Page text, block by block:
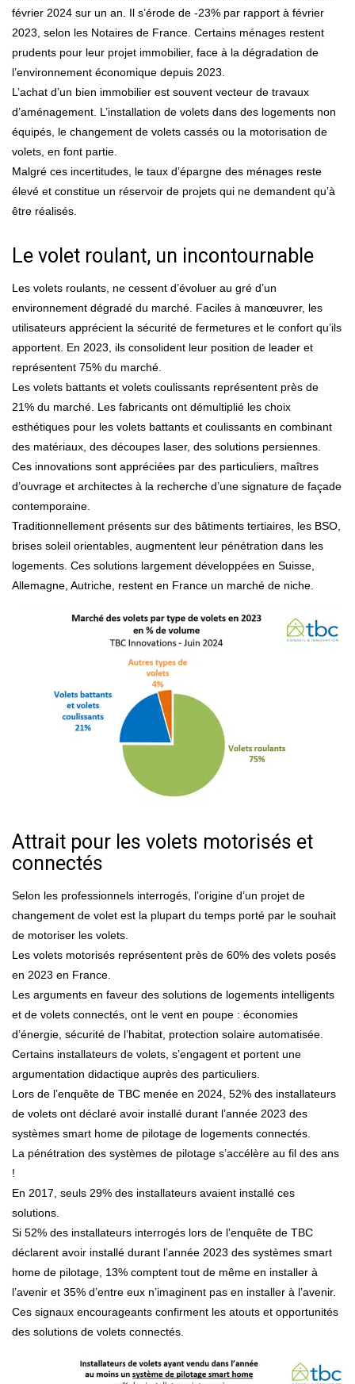
février 2024 sur un an. Il s’érode de -23% par rapport à février
2023, selon les Notaires de France. Certains ménages restent
prudents pour leur projet immobilier, face à la dégradation de
l’environnement économique depuis 2023.
L’achat d’un bien immobilier est souvent vecteur de travaux
d’aménagement. L’installation de volets dans des logements non
équipés, le changement de volets cassés ou la motorisation de
volets, en font partie.
Malgré ces incertitudes, le taux d’épargne des ménages reste
élevé et constitue un réservoir de projets qui ne demandent qu’à
être réalisés.
Le volet roulant, un incontournable
Les volets roulants, ne cessent d’évoluer au gré d’un
environnement dégradé du marché. Faciles à manœuvrer, les
utilisateurs apprécient la sécurité de fermetures et le confort qu’ils
apportent. En 2023, ils consolident leur position de leader et
représentent 75% du marché.
Les volets battants et volets coulissants représentent près de
21% du marché. Les fabricants ont démultiplié les choix
esthétiques pour les volets battants et coulissants en combinant
des matériaux, des découpes laser, des solutions persiennes.
Ces innovations sont appréciées par des particuliers, maîtres
d’ouvrage et architectes à la recherche d’une signature de façade
contemporaine.
Traditionnellement présents sur des bâtiments tertiaires, les BSO,
brises soleil orientables, augmentent leur pénétration dans les
logements. Ces solutions largement développées en Suisse,
Allemagne, Autriche, restent en France un marché de niche.
Attrait pour les volets motorisés et
connectés
Selon les professionnels interrogés, l’origine d’un projet de
changement de volet est la plupart du temps porté par le souhait
de motoriser les volets.
Les volets motorisés représentent près de 60% des volets posés
en 2023 en France.
Les arguments en faveur des solutions de logements intelligents
et de volets connectés, ont le vent en poupe : économies
d’énergie, sécurité de l’habitat, protection solaire automatisée.
Certains installateurs de volets, s’engagent et portent une
argumentation didactique auprès des particuliers.
Lors de l’enquête de TBC menée en 2024, 52% des installateurs
de volets ont déclaré avoir installé durant l’année 2023 des
systèmes smart home de pilotage de logements connectés.
La pénétration des systèmes de pilotage s’accélère au fil des ans
!
En 2017, seuls 29% des installateurs avaient installé ces
solutions.
Si 52% des installateurs interrogés lors de l’enquête de TBC
déclarent avoir installé durant l’année 2023 des systèmes smart
home de pilotage, 13% comptent tout de même en installer à
l’avenir et 35% d’entre eux n’imaginent pas en installer à l’avenir.
Ces signaux encourageants confirment les atouts et opportunités
des solutions de volets connectés.